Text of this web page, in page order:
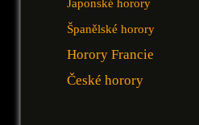
Španělské horory
Horory Francie
České horory